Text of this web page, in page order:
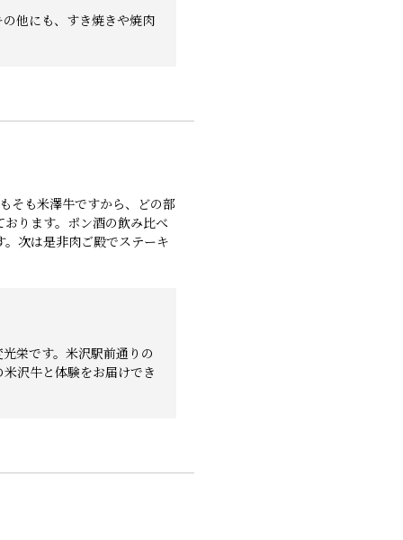
他にも、すき焼きや焼肉
そも米澤牛ですから、どの部
ります。ポン酒の飲み比べ
次は是非肉ご殿でステーキ
栄です。米沢駅前通りの
沢牛と体験をお届けでき